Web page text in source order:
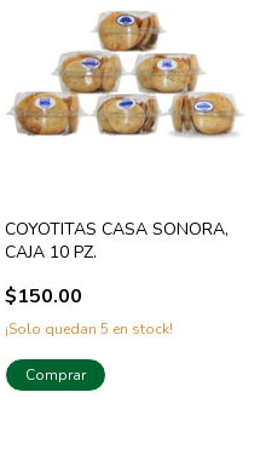
COYOTITAS CASA SONORA,
CAJA 10 PZ.
$150.00
¡Solo quedan 5 en stock!
Comprar